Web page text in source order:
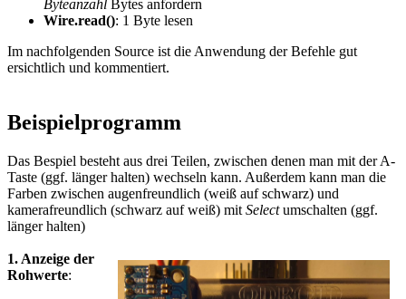
Byteanzahl Bytes anfordern
Wire.read(): 1 Byte lesen
Im nachfolgenden Source ist die Anwendung der Befehle gut
ersichtlich und kommentiert.
Beispielprogramm
Das Bespiel besteht aus drei Teilen, zwischen denen man mit der A-
Taste (ggf. länger halten) wechseln kann. Außerdem kann man die
Farben zwischen augenfreundlich (weiß auf schwarz) und
kamerafreundlich (schwarz auf weiß) mit Selectumschalten (ggf.
länger halten)
1. Anzeige der
Rohwerte: